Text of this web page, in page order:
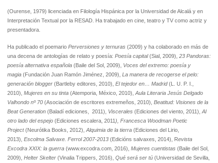
(Ourense, 1979) licenciada en Filología Hispánica por la Universidad de Alcalá y en
Interpretación Textual por la RESAD. Ha trabajado en cine, teatro y TV como actriz y
presentadora.
Ha publicado el poemario Perversiones y ternuras (2009) y ha colaborado en más de
una decena de antologías de relato y poesía: Poesía capital(Sial, 2009), 23 Pandoras:
poesía alternativa española (Baile del Sol, 2009), Voces del extremo: poesía y
magia (Fundación Juan Ramón Jiménez, 2009), La manera de recogerse el pelo:
generación blogger (Bartleby editores, 2010), El tejedor en… Madrid(L. U. P. I.,
2010), Mujeres en su tinta (Atemporia, México, 2010), Aula Literaria Jesús Delgado
Valhondo nº 70 (Asociación de escritores extremeños, 2010), Beatitud: Visiones de la
Beat Generation (Baladí ediciones, 2011), Viscerales (Ediciones del viento, 2011), Al
otro lado del espejo (Ediciones escalera, 2011 ), Francesca Woodman Poetic
Project(Neurótika Books, 2012), Alquimia de la tierra (Ediciones del Lirio,
2013), Escolma Salvaxe. Ferrol 2007-2013 (Edicións salvaxes, 2014), Revista
Excodra XXIX: la guerra (www.excodra.com, 2016), Mujeres cuentistas (Baile del Sol,
2009), Helter Skelter (Vinalia Trippers, 2016), Qué será ser tú (Universidad de Sevilla,